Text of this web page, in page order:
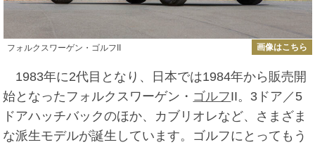
フォルクスワーゲン・ゴルフII 画像はこちら
1983年に2代目となり、日本では1984年から販売開
始となったフォルクスワーゲン・ ゴルフII。3ドア／5
ドアハッチバックのほか、カブリオレなど、さまざま
な派生モデルが誕生しています。ゴルフにとってもう